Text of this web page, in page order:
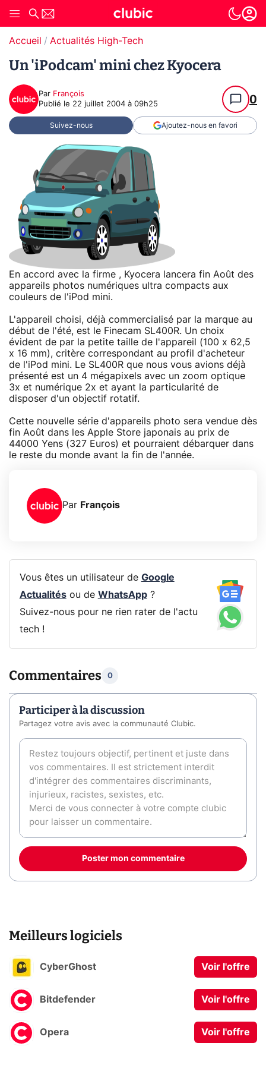
Accueil Actualités High-Tech
Un 'iPodcam' mini chez Kyocera
Par François
Publié le 22 juillet 2004 à 09h25 0
Suivez-nous Ajoutez-nous en favori
En accord avec la firme , Kyocera lancera fin Août des
appareils photos numériques ultra compacts aux
couleurs de l'iPod mini.
L'appareil choisi, déjà commercialisé par la marque au
début de l'été, est le Finecam SL400R. Un choix
évident de par la petite taille de l'appareil (100 x 62,5
x 16 mm), critère correspondant au profil d'acheteur
de l'iPod mini. Le SL400R que nous vous avions déjà
présenté est un 4 mégapixels avec un zoom optique
3x et numérique 2x et ayant la particularité de
disposer d'un objectif rotatif.
Cette nouvelle série d'appareils photo sera vendue dès
fin Août dans les Apple Store japonais au prix de
44000 Yens (327 Euros) et pourraient débarquer dans
le reste du monde avant la fin de l'année.
Par François
Vous êtes un utilisateur de Google
Actualitésou de WhatsApp?
Suivez-nous pour ne rien rater de l'actu
tech !
Commentaires 0
Participer à la discussion
Partagez votre avis avec la communauté Clubic.
Poster mon commentaire
Meilleurs logiciels
CyberGhost Voir l'offre
Bitdefender Voir l'offre
Opera Voir l'offre